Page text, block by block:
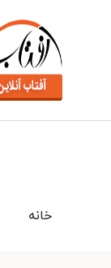
خانه